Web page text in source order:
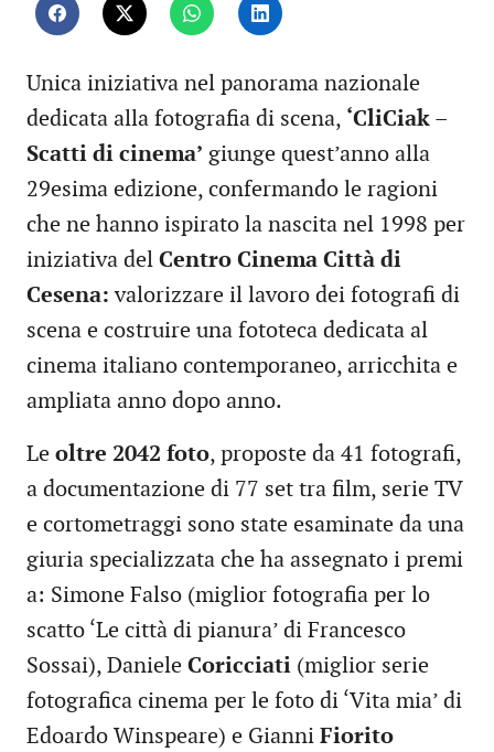
Unica iniziativa nel panorama nazionale
dedicata alla fotografia di scena, ‘CliCiak –
Scatti di cinema’ giunge quest’anno alla
29esima edizione, confermando le ragioni
che ne hanno ispirato la nascita nel 1998 per
iniziativa del Centro Cinema Città di
Cesena: valorizzare il lavoro dei fotografi di
scena e costruire una fototeca dedicata al
cinema italiano contemporaneo, arricchita e
ampliata anno dopo anno.
Le oltre 2042 foto, proposte da 41 fotografi,
a documentazione di 77 set tra film, serie TV
e cortometraggi sono state esaminate da una
giuria specializzata che ha assegnato i premi
a: Simone Falso (miglior fotografia per lo
scatto ‘Le città di pianura’ di Francesco
Sossai), Daniele Coricciati (miglior serie
fotografica cinema per le foto di ‘Vita mia’ di
Edoardo Winspeare) e Gianni Fiorito